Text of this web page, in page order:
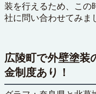
装を行えるため、この
社に問い合わせてみま
広陵町で外壁塗装
金制度あり！